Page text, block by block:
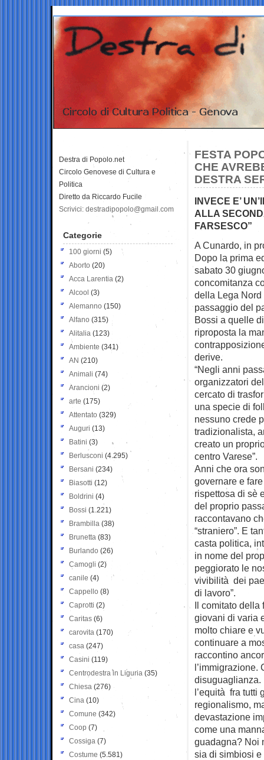
FESTA
CHE
DESTRA
INVECE E’
ALLA
FARSESCO”
A Cunardo, in
Dopo la prima
sabato 30
concomitanza
della Lega
passaggio del
Bossi a quelle
riproposta la
derive.
“Negli anni
organizzatori
cercato di
una specie di
nessuno crede
tradizionalista,
creato un
centro Varese”.
Anni che ora
governare e
rispettosa di sè
del proprio
raccontavano
“straniero”. E
casta politica,
in nome del
peggiorato le
vivibilità dei
di lavoro”.
Il comitato della
giovani di varia
molto chiare e
continuare a
raccontino
l’immigrazione.
disuguaglianza.
l’equità fra tutti
regionalismo,
devastazione
come una
guadagna? Noi
sia di simbiosi e
Destra di Popolo.net
Circolo Genovese di Cultura e
Politica
Diretto da Riccardo Fucile
Scrivici: destradipopolo@gmail.com
Categorie
100 giorni (5)
Aborto (20)
Acca Larentia (2)
Alcool (3)
Alemanno (150)
Alfano (315)
Alitalia (123)
Ambiente (341)
AN (210)
Animali (74)
Arancioni (2)
arte (175)
Attentato (329)
Auguri (13)
Batini (3)
Berlusconi (4.295)
Bersani (234)
Biasotti (12)
Boldrini (4)
Bossi (1.221)
Brambilla (38)
Brunetta (83)
Burlando (26)
Camogli (2)
canile (4)
Cappello (8)
Caprotti (2)
Caritas (6)
carovita (170)
casa (247)
Casini (119)
Centrodestra in Liguria (35)
Chiesa (276)
Cina (10)
Comune (342)
Coop (7)
Cossiga (7)
Costume (5.581)